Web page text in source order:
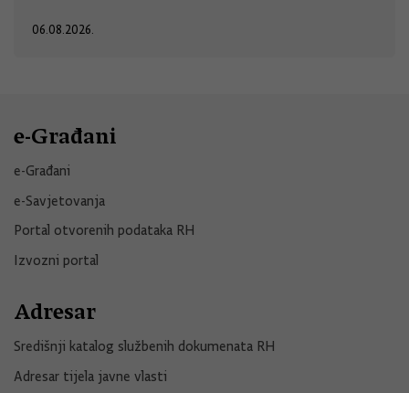
06.08.2026.
e-Građani
e-Građani
e-Savjetovanja
Portal otvorenih podataka RH
Izvozni portal
Adresar
Središnji katalog službenih dokumenata RH
Adresar tijela javne vlasti